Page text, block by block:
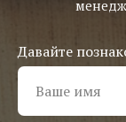
Давайте